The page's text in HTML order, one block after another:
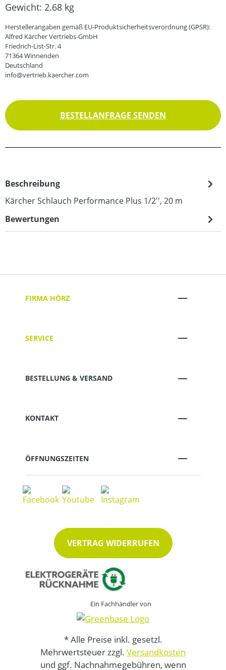
Gewicht: 2.68 kg
Herstellerangaben gemäß EU-Produktsicherheitsverordnung (GPSR):
Alfred Kärcher Vertriebs-GmbH
Friedrich-List-Str. 4
71364 Winnenden
Deutschland
info@vertrieb.kaercher.com
BESTELLANFRAGE SENDEN
Beschreibung
Kärcher Schlauch Performance Plus 1/2'', 20 m
Bewertungen
FIRMA HÖRZ
SERVICE
BESTELLUNG & VERSAND
KONTAKT
ÖFFNUNGSZEITEN
VERTRAG WIDERRUFEN
Ein Fachhändler von
* Alle Preise inkl. gesetzl.
Mehrwertsteuer zzgl. Versandkosten
und ggf. Nachnahmegebühren, wenn